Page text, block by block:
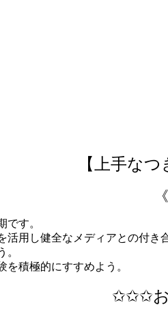
【上手な
す。
用し健全なメディアとの付き
。
を積極的にすすめよう。
✩✩✩お